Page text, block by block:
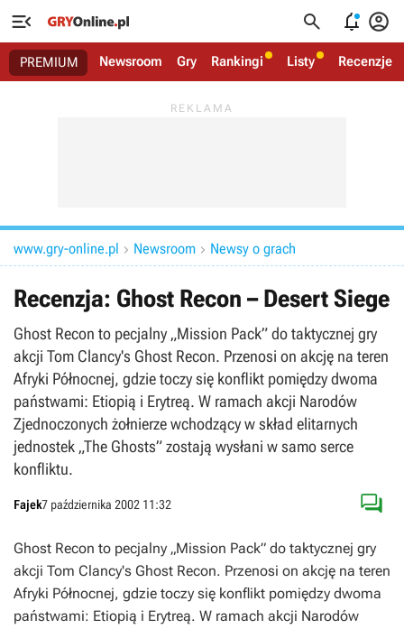
   
PREMIUM Newsroom Gry Rankingi Listy Recenzje
www.gry-online.pl  Newsroom  Newsy o grach
Recenzja: Ghost Recon – Desert Siege
Ghost Recon to pecjalny „Mission Pack” do taktycznej gry
akcji Tom Clancy's Ghost Recon. Przenosi on akcję na teren
Afryki Północnej, gdzie toczy się konflikt pomiędzy dwoma
państwami: Etiopią i Erytreą. W ramach akcji Narodów
Zjednoczonych żołnierze wchodzący w skład elitarnych
jednostek „The Ghosts” zostają wysłani w samo serce
konfliktu.
Fajek7 października 2002 11:32 
Ghost Recon to pecjalny „Mission Pack” do taktycznej gry
akcji Tom Clancy's Ghost Recon. Przenosi on akcję na teren
Afryki Północnej, gdzie toczy się konflikt pomiędzy dwoma
państwami: Etiopią i Erytreą. W ramach akcji Narodów